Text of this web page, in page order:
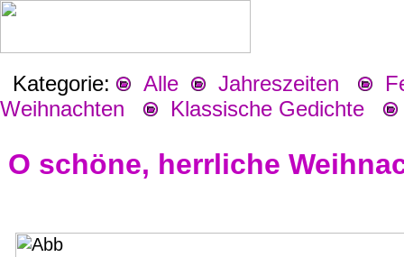
Kategorie: Alle Jahreszeiten
Weihnachten
Klassische Gedichte
O schöne, herrliche